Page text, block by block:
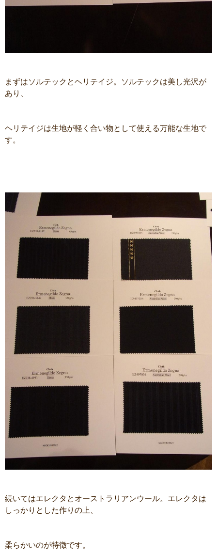
まずはソルテックとヘリテイジ。ソルテックは美し光沢が
あり、
ヘリテイジは生地が軽く合い物として使える万能な生地で
す。
続いてはエレクタとオーストラリアンウール。エレクタは
しっかりとした作りの上、
柔らかいのが特徴です。